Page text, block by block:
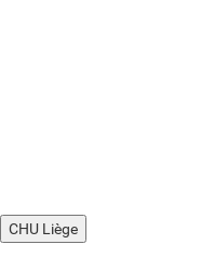
CHU Liège